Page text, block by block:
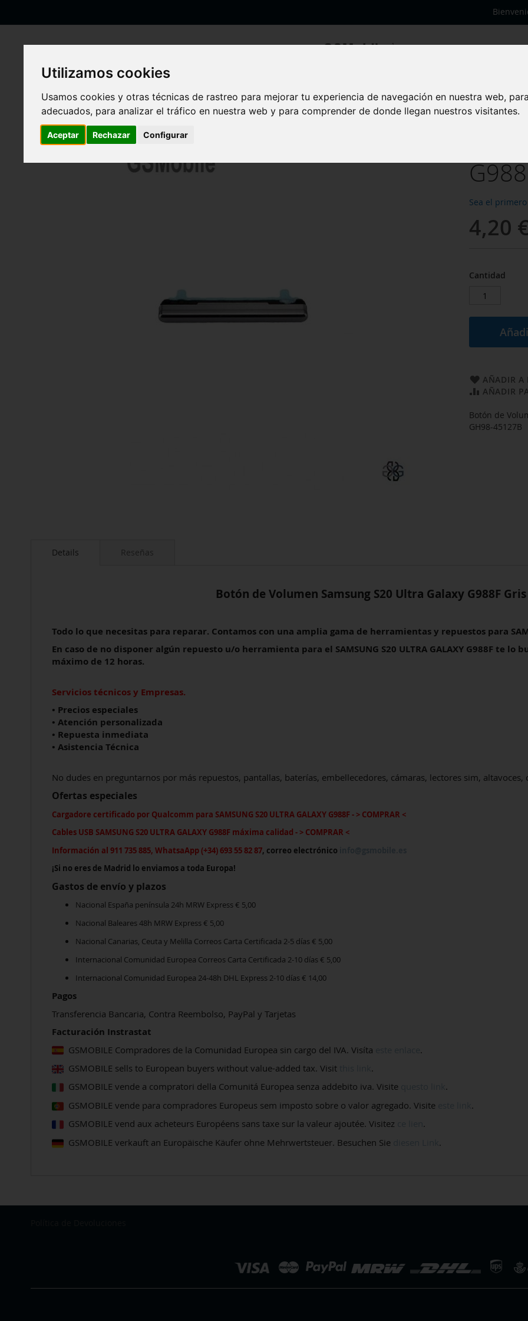
Utilizamos cookies
Usamos cookies y otras técnicas de rastreo para mejorar tu experiencia de navegación en nuestra web,
adecuados, para analizar el tráfico en nuestra web y para comprender de donde llegan nuestros visitantes.
Aceptar Rechazar Configurar
al
Saltar
la
comienzo
Sea el
4,20
Cantidad
AÑADIR A
AÑADIR
Botón de
GH98-45127B
Details
Botón de Volumen Samsung S20 Ultra Galaxy G988F Gris
Todo lo que necesitas para reparar. Contamos con una amplia gama de herramientas y repuestos para
En caso de no disponer algún repuesto u/o herramienta para el SAMSUNG S20 ULTRA GALAXY G988F te lo
máximo de 12 horas.
Servicios técnicos y Empresas.
• Precios especiales
• Atención personalizada
• Repuesta inmediata
• Asistencia Técnica
No dudes en preguntarnos por más repuestos, pantallas, baterías, embellecedores, cámaras, lectores sim, altavoces,
Ofertas especiales
Cargadore certificado por Qualcomm para SAMSUNG S20 ULTRA GALAXY G988F- > COMPRAR <
Cables USB SAMSUNG S20 ULTRA GALAXY G988F máxima calidad - > COMPRAR <
Información al 911 735 885, WhatsaApp (+34) 693 55 82 87, correo electrónico
¡Si no eres de Madrid lo enviamos a toda Europa!
Gastos de envío y plazos
Nacional España península 24h MRW Express € 5,00
Nacional Baleares 48h MRW Express € 5,00
Nacional Canarias, Ceuta y Melilla Correos Carta Certificada 2-5 días € 5,00
Internacional Comunidad Europea Correos Carta Certificada 2-10 días € 5,00
Internacional Comunidad Europea 24-48h DHL Express 2-10 días € 14,00
Pagos
Transferencia Bancaria, Contra Reembolso, PayPal y Tarjetas
Facturación Instrastat
GSMOBILE Compradores de la Comunidad Europea sin cargo del IVA. Visíta
.
GSMOBILE sells to European buyers without value-added tax. Visit
.
GSMOBILE vende a compratori della Comunitá Europea senza addebito iva. Visite
.
GSMOBILE vende para compradores Europeus sem imposto sobre o valor agregado. Visite
.
GSMOBILE vend aux acheteurs Européens sans taxe sur la valeur ajoutée. Visitez
.
GSMOBILE verkauft an Europäische Käufer ohne Mehrwertsteuer. Besuchen Sie
.
Reseñas